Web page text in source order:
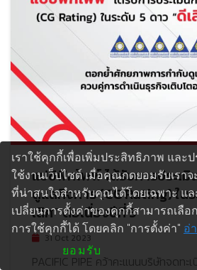
เราใช้คุกกี้เพื่อเพิ่มประสิทธิภาพ และ
ใช้งานเว็บไซต์ เมื่อคุณกดยอมรับเรา
ที่น่าสนใจสำหรับคุณได้โดยเฉพาะ แ
เปลี่ยนการตั้งค่าของคุกกี้สามารถเลื
การใช้คุกกี้ได้ โดยคลิก "การตั้งค่า" อ่
ยอมรับ
แปซิฟิกไพพ์ ได้รับการประเ
ดูแลกิจการ (CG Rating) ใน
เลิศ” ต่อเนื่องปีที่ 5
31 Oct 2023
PACIFIC PIPE คว้าคะแนนบริษัทจดทะ